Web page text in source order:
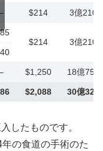
$214 3億
$214
3億
$1,250 18億
$2,088 30億
したものです。
の食道の手術のた